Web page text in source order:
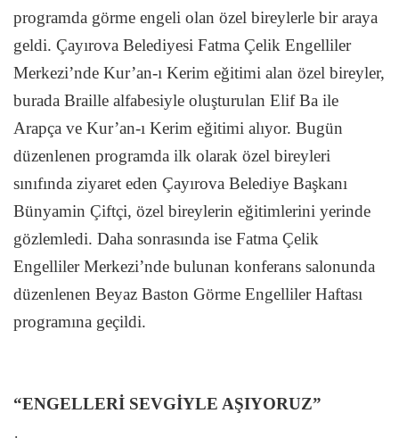
programda görme engeli olan özel bireylerle bir araya
geldi. Çayırova Belediyesi Fatma Çelik Engelliler
Merkezi’nde Kur’an-ı Kerim eğitimi alan özel bireyler,
burada Braille alfabesiyle oluşturulan Elif Ba ile
Arapça ve Kur’an-ı Kerim eğitimi alıyor. Bugün
düzenlenen programda ilk olarak özel bireyleri
sınıfında ziyaret eden Çayırova Belediye Başkanı
Bünyamin Çiftçi, özel bireylerin eğitimlerini yerinde
gözlemledi. Daha sonrasında ise Fatma Çelik
Engelliler Merkezi’nde bulunan konferans salonunda
düzenlenen Beyaz Baston Görme Engelliler Haftası
programına geçildi.
“ENGELLERİ SEVGİYLE AŞIYORUZ”